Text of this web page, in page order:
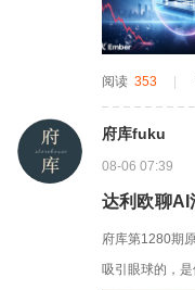
阅读 353 |
府库fuku
08-06 07:39
达利欧聊AI
府库第1280期
吸引眼球的，